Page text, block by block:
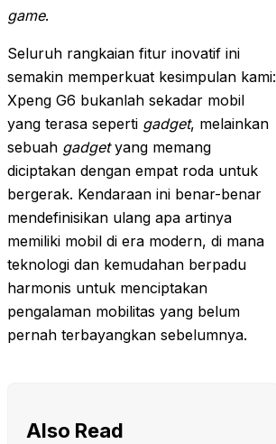
game.
Seluruh rangkaian fitur inovatif ini
semakin memperkuat kesimpulan kami:
Xpeng G6 bukanlah sekadar mobil
yang terasa seperti gadget, melainkan
sebuah gadgetyang memang
diciptakan dengan empat roda untuk
bergerak. Kendaraan ini benar-benar
mendefinisikan ulang apa artinya
memiliki mobil di era modern, di mana
teknologi dan kemudahan berpadu
harmonis untuk menciptakan
pengalaman mobilitas yang belum
pernah terbayangkan sebelumnya.
Also Read